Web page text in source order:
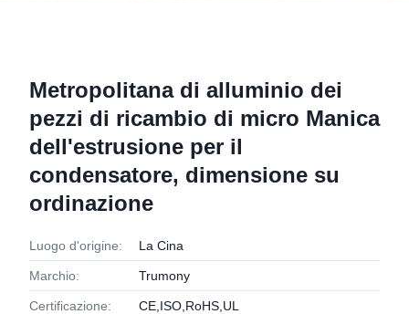
Metropolitana di alluminio dei
pezzi di ricambio di micro Manica
dell'estrusione per il
condensatore, dimensione su
ordinazione
Luogo d'origine: La Cina
Marchio: Trumony
Certificazione: CE,ISO,RoHS,UL